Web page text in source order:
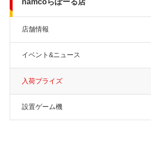
店舗情報
イベント&ニュース
入荷プライズ
設置ゲーム機